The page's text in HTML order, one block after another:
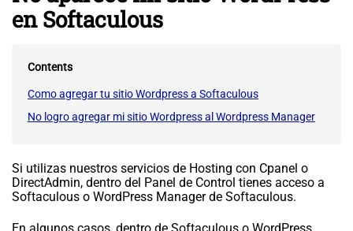
en Softaculous
Contents
Como agregar tu sitio Wordpress a Softaculous
No logro agregar mi sitio Wordpress al Wordpress Manager
Si utilizas nuestros servicios de Hosting con Cpanel o
DirectAdmin, dentro del Panel de Control tienes acceso a
Softaculous o WordPress Manager de Softaculous.